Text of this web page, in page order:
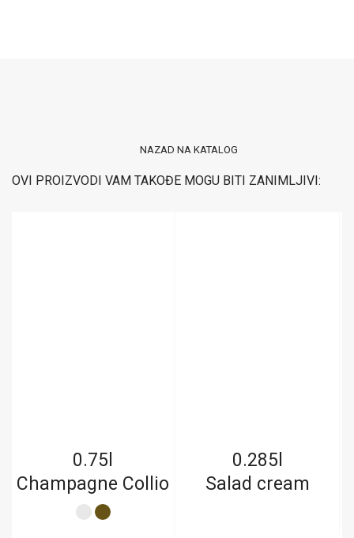
OVI PROIZVODI VAM TAKOĐE MOGU BITI ZANIMLJIVI:
NAZAD NA KATALOG
0.75l
Champagne Collio
0.285l
Salad cream